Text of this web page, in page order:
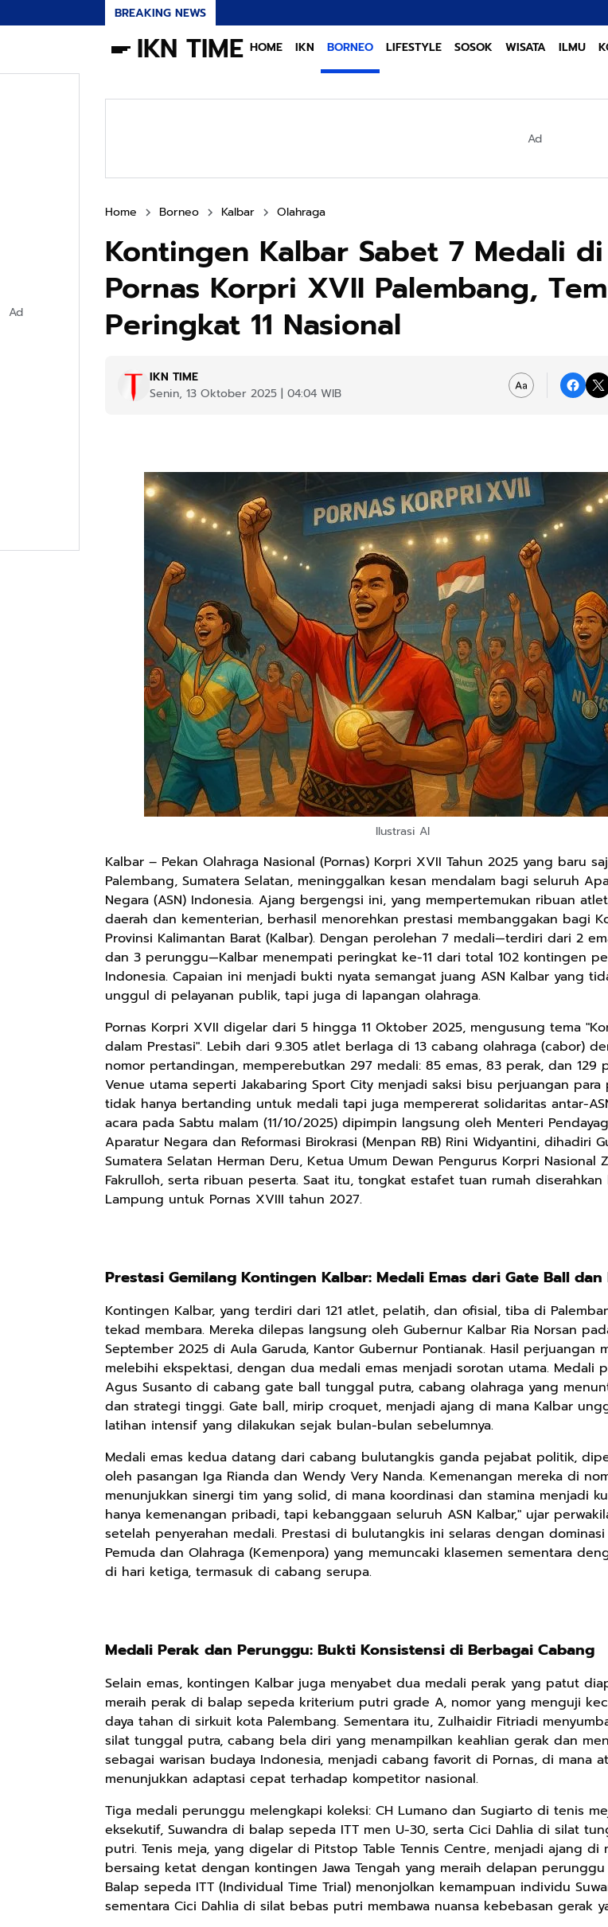
BREAKING NEWS
IKN TIME HOME IKN BORNEO LIFESTYLE SOSOK WISATA ILMU
Ad
Home Borneo Kalbar Olahraga
Kontingen Kalbar Sabet 7 Medali di
Pornas Korpri XVII Palembang,
Peringkat 11 Nasional
IKN TIME
Senin, 13 Oktober 2025 | 04:04 WIB
Ilustrasi AI
Kalbar – Pekan Olahraga Nasional (Pornas) Korpri XVII Tahun 2025 yang baru
Palembang, Sumatera Selatan, meninggalkan kesan mendalam bagi seluruh
Negara (ASN) Indonesia. Ajang bergengsi ini, yang mempertemukan ribuan
daerah dan kementerian, berhasil menorehkan prestasi membanggakan bagi
Provinsi Kalimantan Barat (Kalbar). Dengan perolehan 7 medali—terdiri dari 2
dan 3 perunggu—Kalbar menempati peringkat ke-11 dari total 102 kontingen
Indonesia. Capaian ini menjadi bukti nyata semangat juang ASN Kalbar yang
unggul di pelayanan publik, tapi juga di lapangan olahraga.
Pornas Korpri XVII digelar dari 5 hingga 11 Oktober 2025, mengusung tema
dalam Prestasi". Lebih dari 9.305 atlet berlaga di 13 cabang olahraga (cabor)
nomor pertandingan, memperebutkan 297 medali: 85 emas, 83 perak, dan 129
Venue utama seperti Jakabaring Sport City menjadi saksi bisu perjuangan para
tidak hanya bertanding untuk medali tapi juga mempererat solidaritas antar-
acara pada Sabtu malam (11/10/2025) dipimpin langsung oleh Menteri
Aparatur Negara dan Reformasi Birokrasi (Menpan RB) Rini Widyantini, dihadiri
Sumatera Selatan Herman Deru, Ketua Umum Dewan Pengurus Korpri Nasional
Fakrulloh, serta ribuan peserta. Saat itu, tongkat estafet tuan rumah diserahkan
Lampung untuk Pornas XVIII tahun 2027.
Prestasi Gemilang Kontingen Kalbar: Medali Emas dari Gate Ball
Kontingen Kalbar, yang terdiri dari 121 atlet, pelatih, dan ofisial, tiba di
tekad membara. Mereka dilepas langsung oleh Gubernur Kalbar Ria Norsan
September 2025 di Aula Garuda, Kantor Gubernur Pontianak. Hasil perjuangan
melebihi ekspektasi, dengan dua medali emas menjadi sorotan utama. Medali
Agus Susanto di cabang gate ball tunggal putra, cabang olahraga yang
dan strategi tinggi. Gate ball, mirip croquet, menjadi ajang di mana Kalbar
latihan intensif yang dilakukan sejak bulan-bulan sebelumnya.
Medali emas kedua datang dari cabang bulutangkis ganda pejabat politik,
oleh pasangan Iga Rianda dan Wendy Very Nanda. Kemenangan mereka di
menunjukkan sinergi tim yang solid, di mana koordinasi dan stamina menjadi
hanya kemenangan pribadi, tapi kebanggaan seluruh ASN Kalbar," ujar
setelah penyerahan medali. Prestasi di bulutangkis ini selaras dengan
Pemuda dan Olahraga (Kemenpora) yang memuncaki klasemen sementara
di hari ketiga, termasuk di cabang serupa.
Medali Perak dan Perunggu: Bukti Konsistensi di Berbagai Cabang
Selain emas, kontingen Kalbar juga menyabet dua medali perak yang patut
meraih perak di balap sepeda kriterium putri grade A, nomor yang menguji
daya tahan di sirkuit kota Palembang. Sementara itu, Zulhaidir Fitriadi
silat tunggal putra, cabang bela diri yang menampilkan keahlian gerak dan
sebagai warisan budaya Indonesia, menjadi cabang favorit di Pornas, di mana
menunjukkan adaptasi cepat terhadap kompetitor nasional.
Tiga medali perunggu melengkapi koleksi: CH Lumano dan Sugiarto di tenis
eksekutif, Suwandra di balap sepeda ITT men U-30, serta Cici Dahlia di silat
putri. Tenis meja, yang digelar di Pitstop Table Tennis Centre, menjadi ajang di
bersaing ketat dengan kontingen Jawa Tengah yang meraih delapan
Balap sepeda ITT (Individual Time Trial) menonjolkan kemampuan individu
sementara Cici Dahlia di silat bebas putri membawa nuansa kebebasan gerak
Buku The
History of
Dayak – Sejarah
& Identitas
Borneo Asli
Anyarmart
Rp165.000
Buku Filsafat
Dayak Kajian
Komprehensif
Atas Manusia
Dayak
Shopee
Buku Seringai
Kunang-kunang
Kumpulan Puisi
Wisnu
Pamungkas
Anyarmart
Rp128.900
Republik
Kelamin | Hybrid
Poetry Book
Anyarmart
Rp90.576
Ebook Biografi
Teddy Kardin:
The Shadow
Google Book
Rp74.092
Eboo Novel
KANTU': Budaya
Suku Dayak
Google Book
Rp71.706
Ebook Vescovo
Motociclista –
Kisah Nyata
Google Book
Ad